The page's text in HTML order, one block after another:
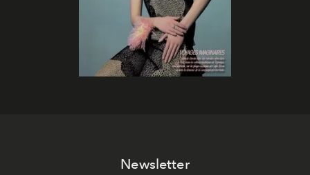
Newsletter